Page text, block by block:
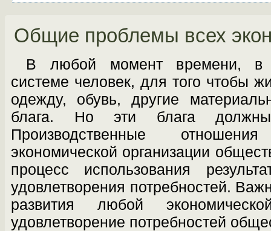
Общие проблемы всех
В любой момент времени, в
системе человек, для того чтобы
одежду, обувь, другие
блага. Но эти блага
Производственные
экономической организации
процесс использования
удовлетворения потребностей.
развития любой
удовлетворе­ние потребностей